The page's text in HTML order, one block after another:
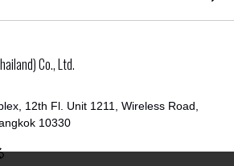
Co., Ltd.
12th Fl. Unit 1211, Wireless Road,
10330